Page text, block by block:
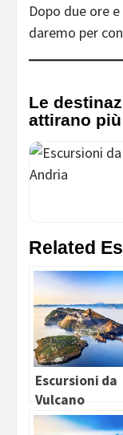
Dopo due ore
daremo per
Le
attirano
Related
Escursioni da
Vulcano